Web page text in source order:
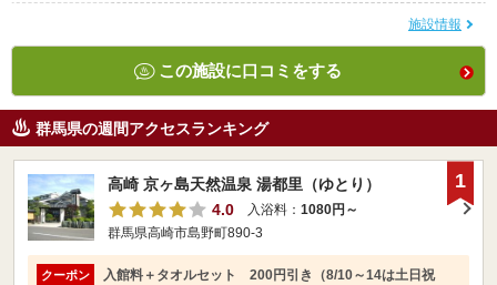
施設情報
この施設に口コミをする
群馬県の週間アクセスランキング
高崎 京ヶ島天然温泉 湯都里（ゆとり）
4.0
入浴料： 1080円～
群馬県高崎市島野町890-3
クーポン
入館料＋タオルセット 200円引き（8/10～14は土日祝
1